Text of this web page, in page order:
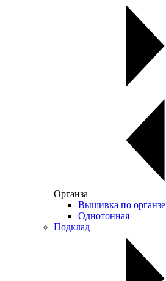
Органза
Вышивка по органзе
Однотонная
Подклад